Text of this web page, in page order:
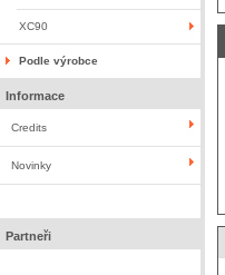
XC90
Podle výrobce
Informace
Credits
Novinky
Partneři